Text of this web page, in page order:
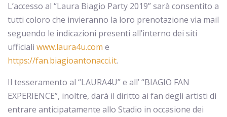
L’accesso al “Laura Biagio Party 2019” sarà consentito a
tutti coloro che invieranno la loro prenotazione via mail
seguendo le indicazioni presenti all’interno dei siti
ufficiali www.laura4u.com e
https://fan.biagioantonacci.it.
Il tesseramento al “LAURA4U” e all’ “BIAGIO FAN
EXPERIENCE”, inoltre, darà il diritto ai fan degli artisti di
entrare anticipatamente allo Stadio in occasione dei